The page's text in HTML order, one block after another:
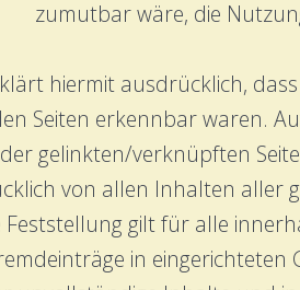
zumutbar wäre, die
hiermit ausdrücklich,
Seiten erkennbar waren.
gelinkten/verknüpften
von allen Inhalten aller
Feststellung gilt für alle
in